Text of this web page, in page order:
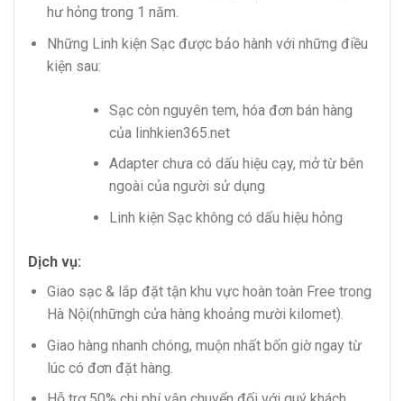
hư hỏng trong 1 năm.
Những Linh kiện Sạc được bảo hành với những điều
kiện sau:
Sạc còn nguyên tem, hóa đơn bán hàng
của linhkien365.net
Adapter chưa có dấu hiệu cạy, mở từ bên
ngoài của người sử dụng
Linh kiện Sạc không có dấu hiệu hỏng
Dịch vụ:
Giao sạc & lắp đặt tận khu vực hoàn toàn Free trong
Hà Nội(nhữngh cửa hàng khoảng mười kilomet).
Giao hàng nhanh chóng, muộn nhất bốn giờ ngay từ
lúc có đơn đặt hàng.